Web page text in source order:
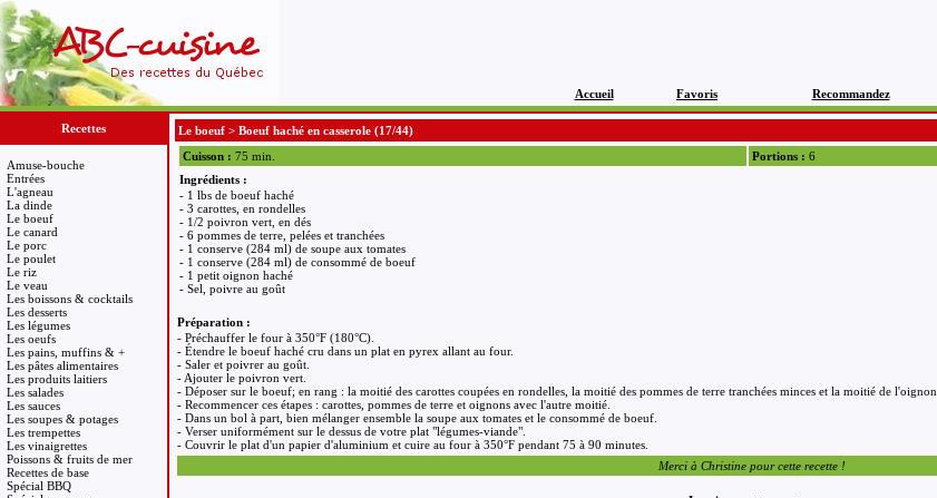
Accueil Favoris Recommandez
Recettes
Amuse-bouche
Entrées
L'agneau
La dinde
Le boeuf
Le canard
Le porc
Le poulet
Le riz
Le veau
Les boissons & cocktails
Les desserts
Les légumes
Les oeufs
Les pains, muffins & +
Les pâtes alimentaires
Les produits laitiers
Les salades
Les sauces
Les soupes & potages
Les trempettes
Les vinaigrettes
Poissons & fruits de mer
Recettes de base
Spécial BBQ
Le boeuf > Boeuf haché en casserole (17/44)
Cuisson : 75 min. Portions : 6
Ingrédients :
- 1 lbs de boeuf haché
- 3 carottes, en rondelles
- 1/2 poivron vert, en dés
- 6 pommes de terre, pelées et tranchées
- 1 conserve (284 ml) de soupe aux tomates
- 1 conserve (284 ml) de consommé de boeuf
- 1 petit oignon haché
- Sel, poivre au goût
Préparation :
- Préchauffer le four à 350°F (180°C).
- Étendre le boeuf haché cru dans un plat en pyrex allant au four.
- Saler et poivrer au goût.
- Ajouter le poivron vert.
- Déposer sur le boeuf; en rang : la moitié des carottes coupées en rondelles, la moitié des pommes de terre tranchées minces et la moitié de l'oignon.
- Recommencer ces étapes : carottes, pommes de terre et oignons avec l'autre moitié.
- Dans un bol à part, bien mélanger ensemble la soupe aux tomates et le consommé de boeuf.
- Verser uniformément sur le dessus de votre plat "légumes-viande".
- Couvrir le plat d'un papier d'aluminium et cuire au four à 350°F pendant 75 à 90 minutes.
Merci à Christine pour cette recette !